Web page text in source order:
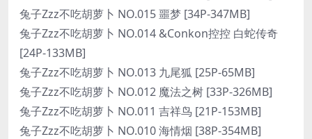
兔子Zzz不吃胡萝卜 NO.015 噩梦 [34P-347MB]
兔子Zzz不吃胡萝卜 NO.014 &Conkon控控 白蛇传奇
[24P-133MB]
兔子Zzz不吃胡萝卜 NO.013 九尾狐 [25P-65MB]
兔子Zzz不吃胡萝卜 NO.012 魔法之树 [33P-326MB]
兔子Zzz不吃胡萝卜 NO.011 吉祥鸟 [21P-153MB]
兔子Zzz不吃胡萝卜 NO.010 海情烟 [38P-354MB]